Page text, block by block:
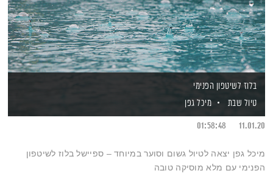
בלוז לשיטפון הפנימי
טיול שבת
מיכל גפן
11.01.20
01:58:48
מיכל גפן יצאה לטיול גשום וסוער במיוחד – ספיישל בלוז לשיטפון
הפנימי עם מלא מוסיקה טובה